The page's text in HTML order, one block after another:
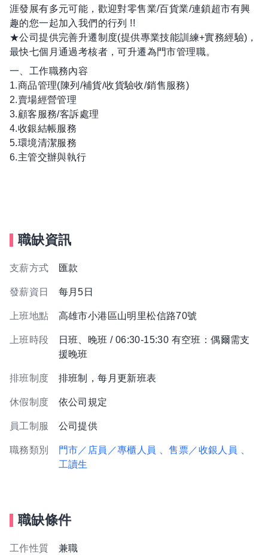
涯發展有多元可能，歡迎對零售業/百貨業/連鎖超市有興
趣的您一起加入我們的行列 !!
★公司提供完善升遷制度(提供專業技能訓練+實務經驗)，
最快七個月通過考核者，可升遷為門市管理職。
一、工作職務內容
1.商品管理(陳列/補貨/收貨驗收/銷售服務)
2.賣場經營管理
3.顧客服務/客訴處理
4.收銀結帳服務
5.環境清潔服務
6.主管交辦與執行
職缺資訊
支薪方式 匯款
發薪資日 每月5日
上班地點 高雄市小港區山明里松信路70號
上班時段
日班、晚班 / 06:30-15:30 有空班：偶爾需支
援晚班
排班制度 排班制，每月更新班表
休假制度 依公司規定
員工制服 公司提供
職務類別 門市／店員／專櫃人員 、售票／收銀人員
工讀生
職缺條件
工作性質 兼職